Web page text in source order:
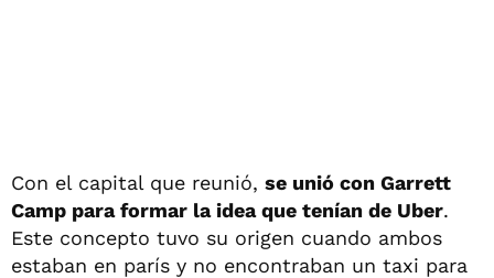
Con el capital que reunió, se unió con Garrett
Camp para formar la idea que tenían de Uber.
Este concepto tuvo su origen cuando ambos
estaban en parís y no encontraban un taxi para